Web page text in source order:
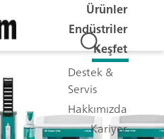
Ürünler
Endüstriler
Keşfet
Destek &
Servis
Hakkımızda
Kariyer